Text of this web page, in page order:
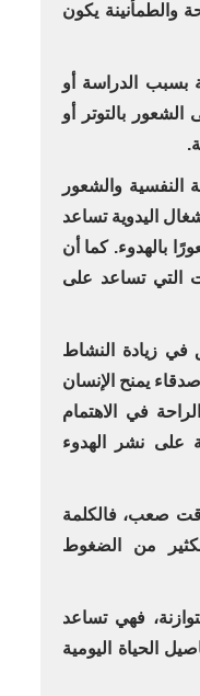
والطمأنينة يكون
بسبب الدراسة أو
بالتوتر أو
والشعور
اليدوية تساعد
بالهدوء. كما أن
التي تساعد على
في زيادة النشاط
يمنح الإنسان
في الاهتمام
على نشر الهدوء
صعب، فالكلمة
من الضغوط
فهي تساعد
الحياة اليومية